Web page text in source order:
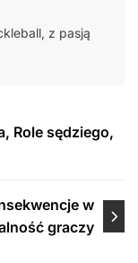
z pasją
Role sędziego,
w
graczy